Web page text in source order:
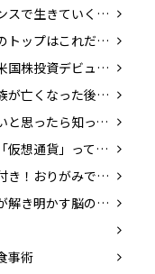
【連載】フリーランスで生きていくために知っておきたいお金のこと
【連載】離婚原因のトップはこれだ！ 決断の前に考えておきたい問題とは？
【連載】あなたも米国株投資デビュー！ 貯蓄から投資の時代へ
【連載】大切な家族が亡くなった後の手続き
【連載】独立したいと思ったら知っておこう！ 個人事業の始め方
【連載】今話題の「仮想通貨」ってどんなもの？ 知っておきたいマネーの新常識
【連載】実演動画付き！おりがみで楽しく英語を覚えよう！
【連載】最新科学が解き明かす脳のふしぎ
事術